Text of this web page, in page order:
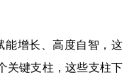
能增长、高度自智，这
关键支柱，这些支柱下